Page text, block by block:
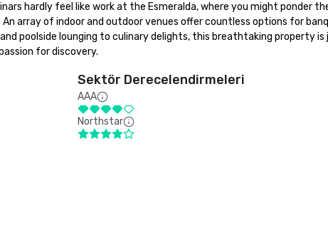
hardly feel like work at the Esmeralda, where you might ponder
array of indoor and outdoor venues offer countless options for
poolside lounging to culinary delights, this breathtaking property
for discovery.
Sektör Derecelendirmeleri
AAA
Northstar